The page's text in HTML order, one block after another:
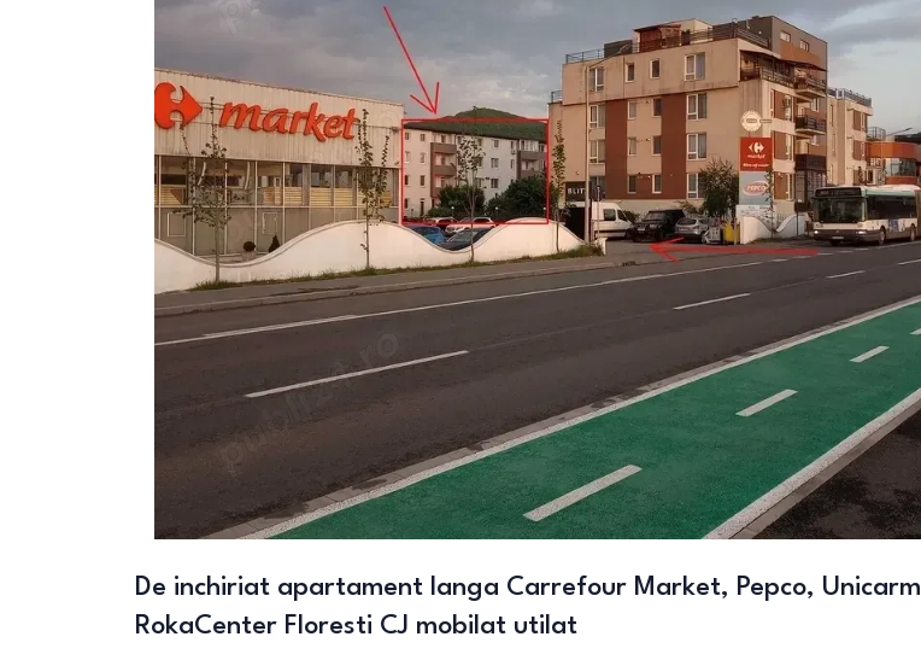
De inchiriat apartament langa Carrefour Market, Pepco, Unicarm
RokaCenter Floresti CJ mobilat utilat